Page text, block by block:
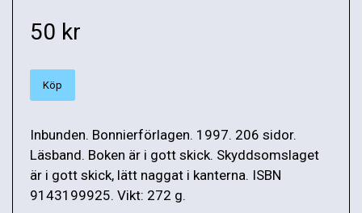
50 kr
Köp
Inbunden. Bonnierförlagen. 1997. 206 sidor.
Läsband. Boken är i gott skick. Skyddsomslaget
är i gott skick, lätt naggat i kanterna. ISBN
9143199925. Vikt: 272 g.